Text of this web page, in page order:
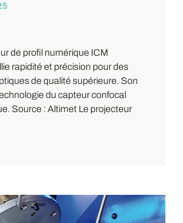
de profil numérique ICM
rapidité et précision pour des
de qualité supérieure. Son
du capteur confocal
Source : Altimet Le projecteur